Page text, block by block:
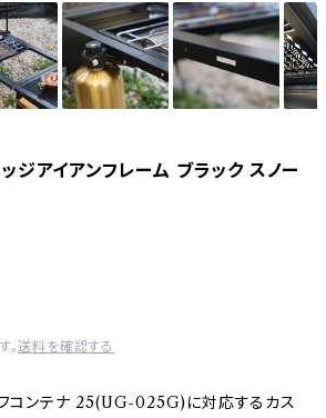
ジアイアンフレーム ブラック スノー
。送料を確認する
コンテナ 25(UG-025G)に対応するカス